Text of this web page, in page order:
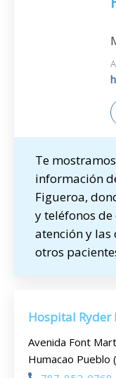
Te
información
Figueroa,
y teléfonos
atención y
otros
Hospital
Avenida Font
Humacao Pueblo